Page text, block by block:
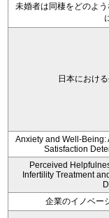
未婚者は同棲をどのよ
日本におけ
Anxiety and Well-Being:
Satisfaction
Perceived
Infertility Treatment
企業のイノベー